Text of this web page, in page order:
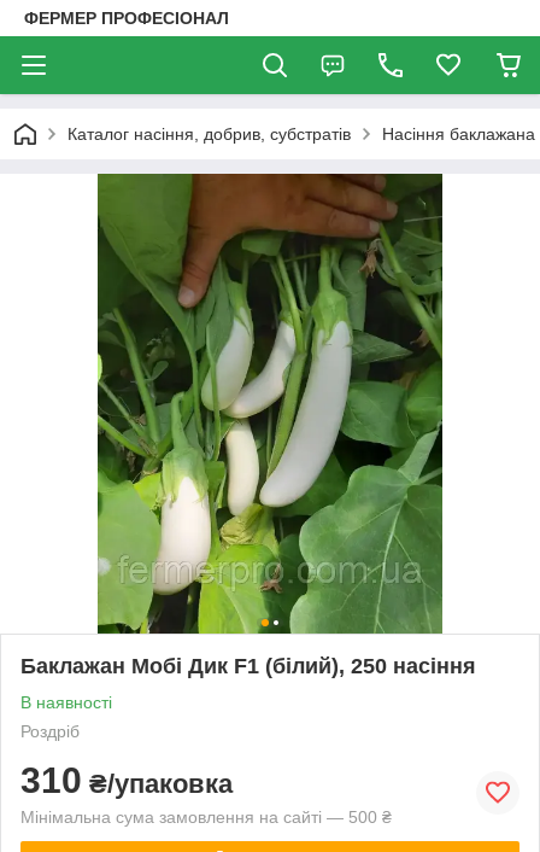
ФЕРМЕР ПРОФЕСІОНАЛ
Каталог насіння, добрив, субстратів Насіння баклажана
Баклажан Мобі Дик F1 (білий), 250 насіння
В наявності
Роздріб
310 ₴/упаковка
Мінімальна сума замовлення на сайті — 500 ₴